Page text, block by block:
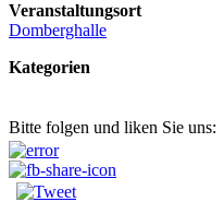
Veranstaltungsort
Domberghalle
Kategorien
Bitte folgen und liken Sie uns:
Beitragsnavigation